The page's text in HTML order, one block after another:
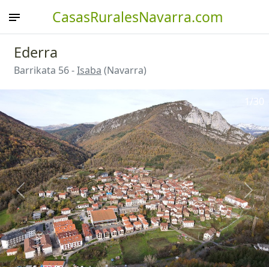
CasasRuralesNavarra.com
Ederra
Barrikata 56 -Isaba (Navarra)
Anterior
/30